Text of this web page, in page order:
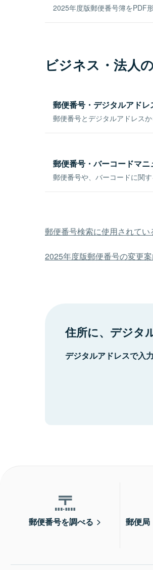
2025年度版郵便番号簿をPDF
ビジネス・法人
郵便番号・デジタルアドレ
郵便番号とデジタルアドレス
郵便番号・バーコードマニ
郵便番号や、バーコードに関
郵便番号検索に使用されてい
2025年度版郵便番号の変更
住所に、デジタ
デジタルアドレスで入
郵便番号を調べる
郵便局